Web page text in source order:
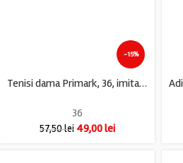
-15%
Tenisi dama Primark, 36, imitatie de piele, negru
36
57,50lei 49,00lei